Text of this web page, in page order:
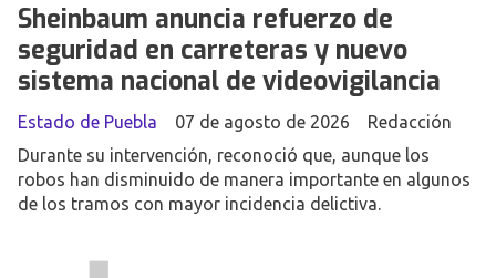
Sheinbaum anuncia refuerzo de
seguridad en carreteras y nuevo
sistema nacional de videovigilancia
Redacción
Estado de Puebla
07 de agosto de 2026
Durante su intervención, reconoció que, aunque los
robos han disminuido de manera importante en algunos
de los tramos con mayor incidencia delictiva.